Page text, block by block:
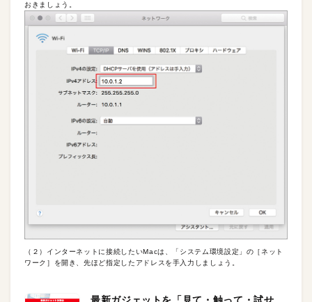
おきましょう。
（２）インターネットに接続したいMacは、「システム環境設定」の［ネット
ワーク］を開き、先ほど指定したアドレスを手入力しましょう。